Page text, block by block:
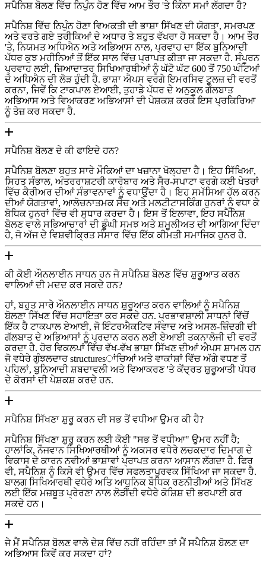
ਸਪੈਨਿਸ਼ ਬੋਲਣ ਵਿੱਚ ਨਿਪੁੰਨ ਹੋਣ ਵਿੱਚ ਆਮ ਤੌਰ 'ਤੇ ਕਿੰਨਾ ਸਮਾਂ ਲੱਗਦਾ ਹੈ?
ਸਪੈਨਿਸ਼ ਵਿੱਚ ਨਿਪੁੰਨ ਹੋਣਾ ਵਿਅਕਤੀ ਦੀ ਭਾਸ਼ਾ ਸਿੱਖਣ ਦੀ ਯੋਗਤਾ, ਸਮਰਪਣ
ਅਤੇ ਵਰਤੇ ਗਏ ਤਰੀਕਿਆਂ ਦੇ ਅਧਾਰ ਤੇ ਬਹੁਤ ਵੱਖਰਾ ਹੋ ਸਕਦਾ ਹੈ। ਆਮ ਤੌਰ
'ਤੇ, ਨਿਯਮਤ ਅਧਿਐਨ ਅਤੇ ਅਭਿਆਸ ਨਾਲ, ਪ੍ਰਵਾਹ ਦਾ ਇੱਕ ਬੁਨਿਆਦੀ
ਪੱਧਰ ਕੁਝ ਮਹੀਨਿਆਂ ਤੋਂ ਇੱਕ ਸਾਲ ਵਿੱਚ ਪ੍ਰਾਪਤ ਕੀਤਾ ਜਾ ਸਕਦਾ ਹੈ. ਸੰਪੂਰਨ
ਪ੍ਰਵਾਹ ਲਈ, ਜ਼ਿਆਦਾਤਰ ਸਿਖਿਆਰਥੀਆਂ ਨੂੰ ਘੱਟੋ ਘੱਟ 600 ਤੋਂ 750 ਘੰਟਿਆਂ
ਦੇ ਅਧਿਐਨ ਦੀ ਲੋੜ ਹੁੰਦੀ ਹੈ. ਭਾਸ਼ਾ ਐਪਸ ਵਰਗੇ ਇਮਰਸਿਵ ਟੂਲਜ਼ ਦੀ ਵਰਤੋਂ
ਕਰਨਾ, ਜਿਵੇਂ ਕਿ ਟਾਕਪਾਲ ਏਆਈ, ਤੁਹਾਡੇ ਪੱਧਰ ਦੇ ਅਨੁਕੂਲ ਗੱਲਬਾਤ
ਅਭਿਆਸ ਅਤੇ ਵਿਆਕਰਣ ਅਭਿਆਸਾਂ ਦੀ ਪੇਸ਼ਕਸ਼ ਕਰਕੇ ਇਸ ਪ੍ਰਕਿਰਿਆ
ਨੂੰ ਤੇਜ਼ ਕਰ ਸਕਦਾ ਹੈ.
ਸਪੈਨਿਸ਼ ਬੋਲਣ ਦੇ ਕੀ ਫਾਇਦੇ ਹਨ?
ਸਪੈਨਿਸ਼ ਬੋਲਣਾ ਬਹੁਤ ਸਾਰੇ ਮੌਕਿਆਂ ਦਾ ਖਜ਼ਾਨਾ ਖੋਲ੍ਹਦਾ ਹੈ। ਇਹ ਸਿੱਖਿਆ,
ਸਿਹਤ ਸੰਭਾਲ, ਅੰਤਰਰਾਸ਼ਟਰੀ ਕਾਰੋਬਾਰ ਅਤੇ ਸੈਰ-ਸਪਾਟਾ ਵਰਗੇ ਕਈ ਖੇਤਰਾਂ
ਵਿੱਚ ਕੈਰੀਅਰ ਦੀਆਂ ਸੰਭਾਵਨਾਵਾਂ ਨੂੰ ਵਧਾਉਂਦਾ ਹੈ। ਇਹ ਸਮੱਸਿਆ ਹੱਲ ਕਰਨ
ਦੀਆਂ ਯੋਗਤਾਵਾਂ, ਆਲੋਚਨਾਤਮਕ ਸੋਚ ਅਤੇ ਮਲਟੀਟਾਸਕਿੰਗ ਹੁਨਰਾਂ ਨੂੰ ਵਧਾ ਕੇ
ਬੋਧਿਕ ਹੁਨਰਾਂ ਵਿੱਚ ਵੀ ਸੁਧਾਰ ਕਰਦਾ ਹੈ। ਇਸ ਤੋਂ ਇਲਾਵਾ, ਇਹ ਸਪੈਨਿਸ਼
ਬੋਲਣ ਵਾਲੇ ਸਭਿਆਚਾਰਾਂ ਦੀ ਡੂੰਘੀ ਸਮਝ ਅਤੇ ਸ਼ਮੂਲੀਅਤ ਦੀ ਆਗਿਆ ਦਿੰਦਾ
ਹੈ, ਜੋ ਅੱਜ ਦੇ ਵਿਸ਼ਵੀਕ੍ਰਿਤ ਸੰਸਾਰ ਵਿੱਚ ਇੱਕ ਕੀਮਤੀ ਸਮਾਜਿਕ ਹੁਨਰ ਹੈ.
ਕੀ ਕੋਈ ਔਨਲਾਈਨ ਸਾਧਨ ਹਨ ਜੋ ਸਪੈਨਿਸ਼ ਬੋਲਣ ਵਿੱਚ ਸ਼ੁਰੂਆਤ ਕਰਨ
ਵਾਲਿਆਂ ਦੀ ਮਦਦ ਕਰ ਸਕਦੇ ਹਨ?
ਹਾਂ, ਬਹੁਤ ਸਾਰੇ ਔਨਲਾਈਨ ਸਾਧਨ ਸ਼ੁਰੂਆਤ ਕਰਨ ਵਾਲਿਆਂ ਨੂੰ ਸਪੈਨਿਸ਼
ਬੋਲਣਾ ਸਿੱਖਣ ਵਿੱਚ ਸਹਾਇਤਾ ਕਰ ਸਕਦੇ ਹਨ. ਪ੍ਰਭਾਵਸ਼ਾਲੀ ਸਾਧਨਾਂ ਵਿੱਚੋਂ
ਇੱਕ ਹੈ ਟਾਕਪਾਲ ਏਆਈ, ਜੋ ਇੰਟਰਐਕਟਿਵ ਸੰਵਾਦ ਅਤੇ ਅਸਲ-ਜ਼ਿੰਦਗੀ ਦੀ
ਗੱਲਬਾਤ ਦੇ ਅਭਿਆਸਾਂ ਨੂੰ ਪ੍ਰਦਾਨ ਕਰਨ ਲਈ ਏਆਈ ਤਕਨਾਲੋਜੀ ਦੀ ਵਰਤੋਂ
ਕਰਦਾ ਹੈ. ਹੋਰ ਵਿਕਲਪਾਂ ਵਿੱਚ ਵੱਖ-ਵੱਖ ਭਾਸ਼ਾ ਸਿੱਖਣ ਦੀਆਂ ਐਪਸ ਸ਼ਾਮਲ ਹਨ
ਜੋ ਵਧੇਰੇ ਗੁੰਝਲਦਾਰ structuresਾਂਚਿਆਂ ਅਤੇ ਵਾਕਾਂਸ਼ਾਂ ਵਿੱਚ ਅੱਗੇ ਵਧਣ ਤੋਂ
ਪਹਿਲਾਂ, ਬੁਨਿਆਦੀ ਸ਼ਬਦਾਵਲੀ ਅਤੇ ਵਿਆਕਰਣ 'ਤੇ ਕੇਂਦ੍ਰਤ ਸ਼ੁਰੂਆਤੀ ਪੱਧਰ
ਦੇ ਕੋਰਸਾਂ ਦੀ ਪੇਸ਼ਕਸ਼ ਕਰਦੇ ਹਨ.
ਸਪੈਨਿਸ਼ ਸਿੱਖਣਾ ਸ਼ੁਰੂ ਕਰਨ ਦੀ ਸਭ ਤੋਂ ਵਧੀਆ ਉਮਰ ਕੀ ਹੈ?
ਸਪੈਨਿਸ਼ ਸਿੱਖਣਾ ਸ਼ੁਰੂ ਕਰਨ ਲਈ ਕੋਈ "ਸਭ ਤੋਂ ਵਧੀਆ" ਉਮਰ ਨਹੀਂ ਹੈ;
ਹਾਲਾਂਕਿ, ਨੌਜਵਾਨ ਸਿਖਿਆਰਥੀਆਂ ਨੂੰ ਅਕਸਰ ਵਧੇਰੇ ਲਚਕਦਾਰ ਦਿਮਾਗ ਦੇ
ਵਿਕਾਸ ਦੇ ਕਾਰਨ ਨਵੀਆਂ ਭਾਸ਼ਾਵਾਂ ਪ੍ਰਾਪਤ ਕਰਨਾ ਆਸਾਨ ਲੱਗਦਾ ਹੈ. ਫਿਰ
ਵੀ, ਸਪੈਨਿਸ਼ ਨੂੰ ਕਿਸੇ ਵੀ ਉਮਰ ਵਿੱਚ ਸਫਲਤਾਪੂਰਵਕ ਸਿੱਖਿਆ ਜਾ ਸਕਦਾ ਹੈ.
ਬਾਲਗ ਸਿਖਿਆਰਥੀ ਵਧੇਰੇ ਅਤਿ ਆਧੁਨਿਕ ਬੌਧਿਕ ਰਣਨੀਤੀਆਂ ਅਤੇ ਸਿੱਖਣ
ਲਈ ਇੱਕ ਮਜ਼ਬੂਤ ਪ੍ਰੇਰਣਾ ਨਾਲ ਲੋੜੀਂਦੀ ਵਧੇਰੇ ਕੋਸ਼ਿਸ਼ ਦੀ ਭਰਪਾਈ ਕਰ
ਸਕਦੇ ਹਨ।
ਜੇ ਮੈਂ ਸਪੈਨਿਸ਼ ਬੋਲਣ ਵਾਲੇ ਦੇਸ਼ ਵਿੱਚ ਨਹੀਂ ਰਹਿੰਦਾ ਤਾਂ ਮੈਂ ਸਪੈਨਿਸ਼ ਬੋਲਣ ਦਾ
ਅਭਿਆਸ ਕਿਵੇਂ ਕਰ ਸਕਦਾ ਹਾਂ?